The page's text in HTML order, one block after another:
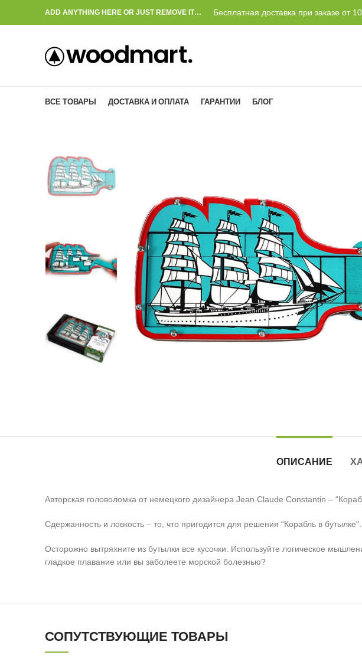
ADD ANYTHING HERE OR JUST REMOVE IT… Бесплатная доставка при заказе от
ВСЕ ТОВАРЫ ДОСТАВКА И ОПЛАТА ГАРАНТИИ БЛОГ
ОПИСАНИЕ
Авторская головоломка от немецкого дизайнера Jean Claude Constantin –
Сдержанность и ловкость – то, что пригодится для решения “Корабль в
Осторожно вытряхните из бутылки все кусочки. Используйте логическое
гладкое плавание или вы заболеете морской болезнью?
СОПУТСТВУЮЩИЕ ТОВАРЫ